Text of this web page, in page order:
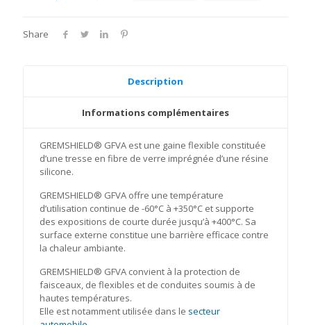
Share
Description
Informations complémentaires
GREMSHIELD® GFVA est une gaine flexible constituée
d’une tresse en fibre de verre imprégnée d’une résine
silicone.
GREMSHIELD® GFVA offre une température
d’utilisation continue de -60°C à +350°C et supporte
des expositions de courte durée jusqu’à +400°C. Sa
surface externe constitue une barrière efficace contre
la chaleur ambiante.
GREMSHIELD® GFVA convient à la protection de
faisceaux, de flexibles et de conduites soumis à de
hautes températures.
Elle est notamment utilisée dans le secteur